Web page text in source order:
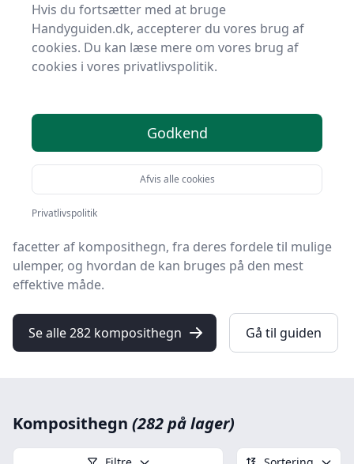
Komposithegn
Komposithegn - 282 på
lager
Velkommen til din ultimative guide til komposithegn,
en stadig mere populær løsning for både boligejere og
virksomheder, der søger en vedligeholdelsesfri og
æstetisk tiltalende hegnsløsning.
facetter af komposithegn, fra deres fordele til mulige
ulemper, og hvordan de kan bruges på den mest
effektive måde.
Se alle 282 komposithegn Gå til guiden
Komposithegn (282 på lager)
Hvis du fortsætter med at bruge
Handyguiden.dk, accepterer du vores brug af
cookies. Du kan læse mere om vores brug af
cookies i vores privatlivspolitik.
Godkend
Afvis alle cookies
Privatlivspolitik